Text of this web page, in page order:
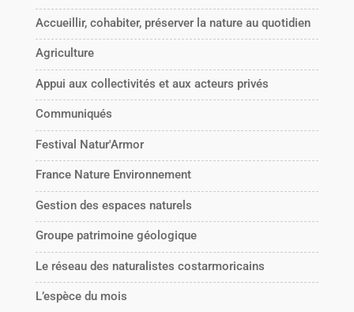
Accueillir, cohabiter, préserver la nature au quotidien
Agriculture
Appui aux collectivités et aux acteurs privés
Communiqués
Festival Natur'Armor
France Nature Environnement
Gestion des espaces naturels
Groupe patrimoine géologique
Le réseau des naturalistes costarmoricains
L’espèce du mois